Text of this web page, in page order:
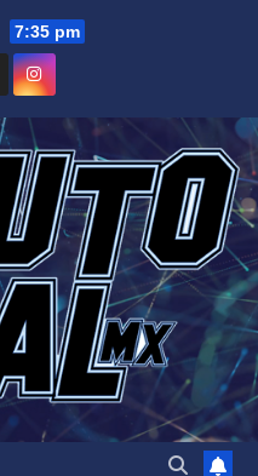
7:35 pm